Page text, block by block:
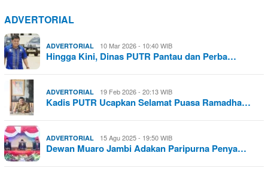
ADVERTORIAL
ADVERTORIAL 10 Mar 2026 - 10:40 WIB
Hingga Kini, Dinas PUTR Pantau dan Perba…
ADVERTORIAL 19 Feb 2026 - 20:13 WIB
Kadis PUTR Ucapkan Selamat Puasa Ramadha…
ADVERTORIAL 15 Agu 2025 - 19:50 WIB
Dewan Muaro Jambi Adakan Paripurna Penya…